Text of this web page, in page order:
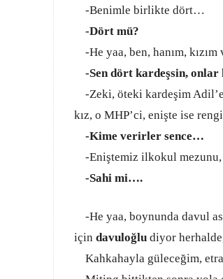
-Benimle birlikte dört…
-Dört mü?
-He yaa, ben, hanım,
-Sen dört kardeşsin,
-Zeki, öteki kardeşim Adil’e
kız, o MHP’ci, enişte ise
-Kime verirler sence…
-Eniştemiz ilkokul mezunu,
-Sahi mi….
-He yaa, boynunda davul
için davuloğlu diyor
Kahkahayla güleceğim,